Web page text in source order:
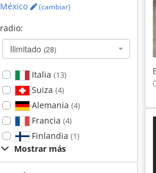
México
(cambiar)
radio:
Ilimitado (28)
Italia (13)
Suiza (4)
Alemania (4)
Francia (4)
Finlandia (1)
Mostrar más